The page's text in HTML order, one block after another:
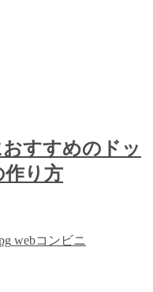
すすめのドッ
作り方
webコンビニ